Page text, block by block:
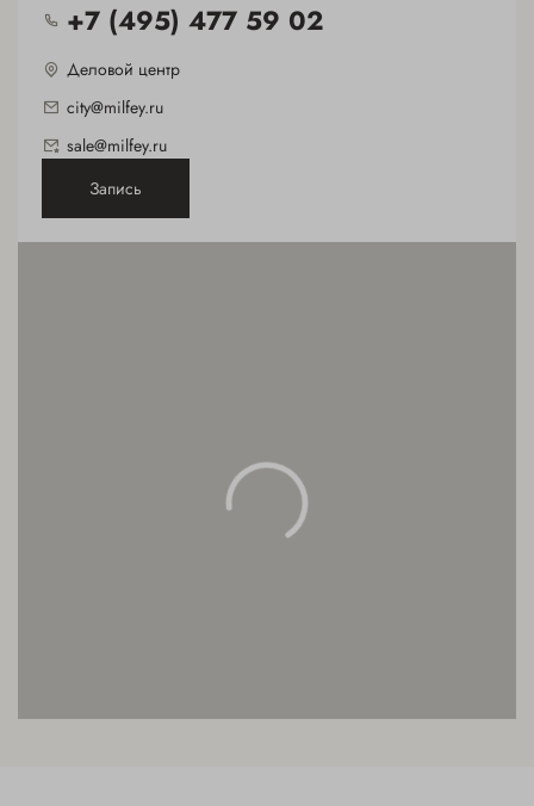
+7 (495) 477 59 02
Деловой центр
city@milfey.ru
sale@milfey.ru
Запись